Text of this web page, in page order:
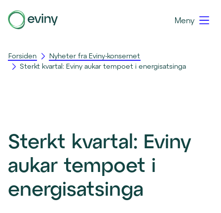
Meny
Forsiden
Nyheter fra Eviny-konsernet
Sterkt kvartal: Eviny aukar tempoet i energisatsinga
Sterkt kvartal: Eviny
aukar tempoet i
energisatsinga